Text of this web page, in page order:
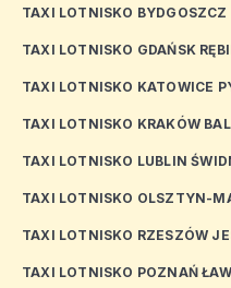
TAXI LOTNISKO BYDGOSZCZ
TAXI LOTNISKO GDAŃSK
TAXI LOTNISKO KATOWICE
TAXI LOTNISKO KRAKÓW
TAXI LOTNISKO LUBLIN
TAXI LOTNISKO OLSZTYN-
TAXI LOTNISKO RZESZÓW
TAXI LOTNISKO POZNAŃ